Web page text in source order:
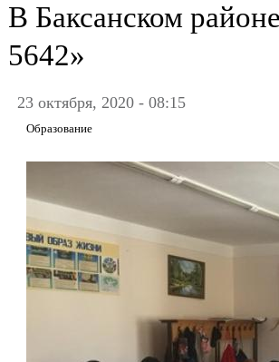
В Баксанском
5642»
23 октября, 2020 - 08:15
Образование